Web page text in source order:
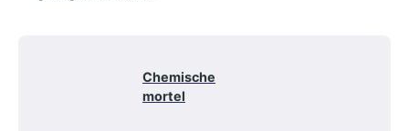
Chemische
mortel